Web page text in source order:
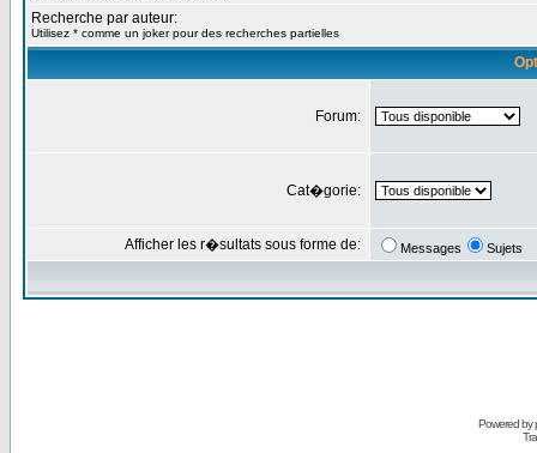
Recherche par auteur:
Utilisez * comme un joker pour des recherches partielles
Forum:
Cat�gorie:
Afficher les r�sultats sous forme de: Messages Sujets
Powered by